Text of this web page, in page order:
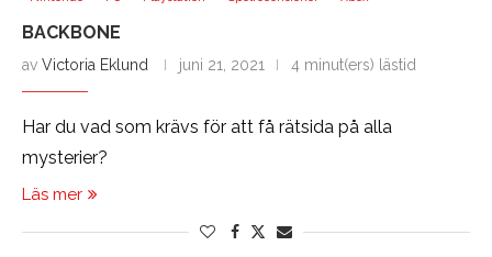
BACKBONE
av Victoria Eklund juni 21, 2021 4 minut(ers) lästid
Har du vad som krävs för att få rätsida på alla
mysterier?
Läs mer